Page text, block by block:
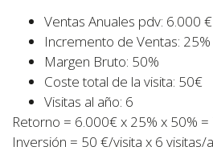
Ventas Anuales pdv: 6.000 €
Incremento de Ventas: 25%
Margen Bruto: 50%
Coste total de la visita: 50€
Visitas al año: 6
Retorno = 6.000€ x 25% x 50%
Inversión = 50 €/visita x 6 visitas/